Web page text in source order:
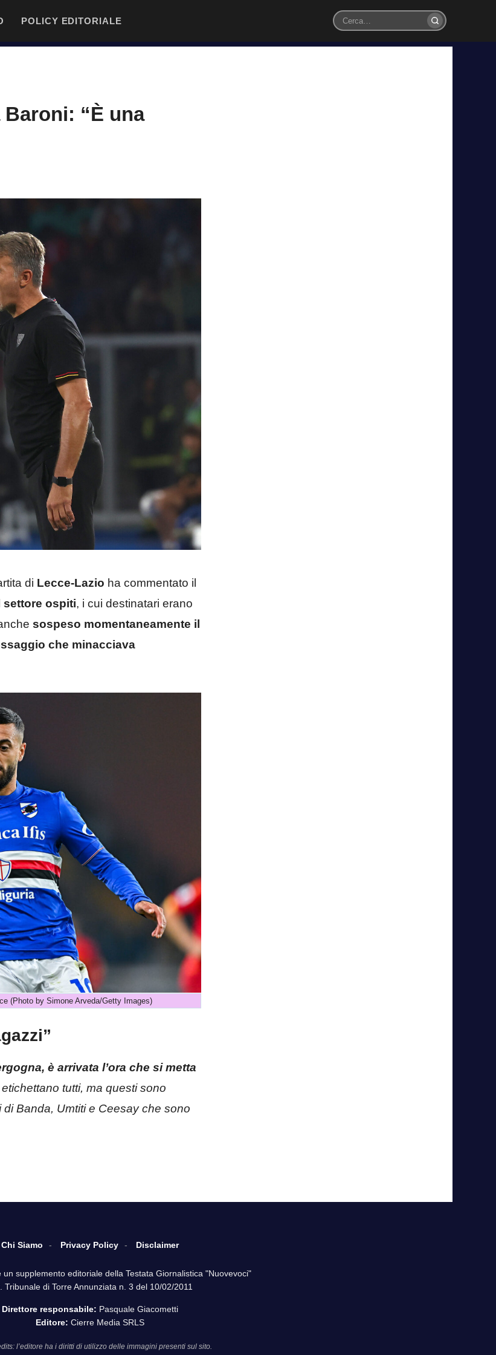
POLICY EDITORIALE
Cerca
“È una
di Lecce-Lazio ha commentato il
settore ospiti, i cui destinatari erano
sospeso momentaneamente il
che minacciava
(Photo by Simone Arveda/Getty Images)
è arrivata l’ora che si metta
tutti, ma questi sono
Banda, Umtiti e Ceesay che sono
Chi Siamo Privacy Policy Disclaimer
un supplemento editoriale della Testata Giornalistica "Nuovevoci"
Tribunale di Torre Annunziata n. 3 del 10/02/2011
Direttore responsabile: Pasquale Giacometti
Editore: Cierre Media SRLS
l’editore ha i diritti di utilizzo delle immagini presenti sul sito.